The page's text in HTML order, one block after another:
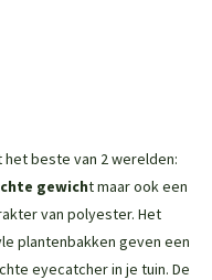
beste van 2 werelden:
gewicht maar ook een
van polyester. Het
plantenbakken geven een
eyecatcher in je tuin. De